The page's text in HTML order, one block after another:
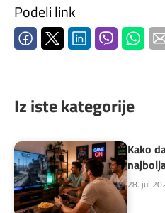
Podeli link
Iz iste kategorije
Kako
28. jul